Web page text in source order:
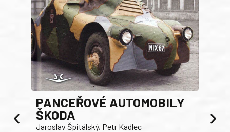
PANCEŘOVÉ AUTOMOBILY
ŠKODA
Jaroslav Špitálský, Petr Kadlec